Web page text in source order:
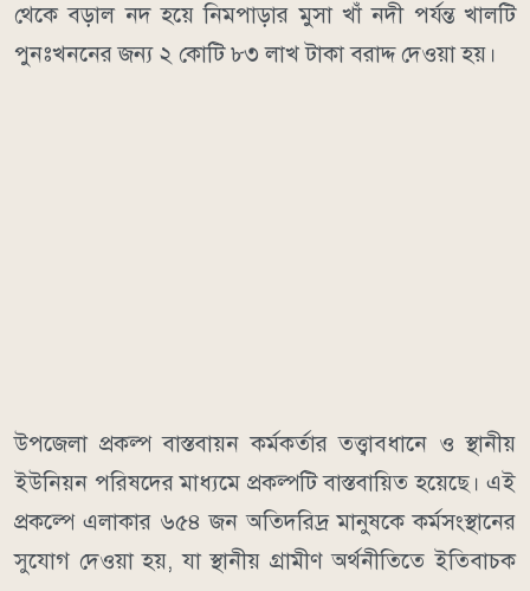
থেকে বড়াল নদ হয়ে নিমপাড়ার মুসা খাঁ নদী পর্যন্ত খালটি
পুনঃখননের জন্য ২ কোটি ৮৩ লাখ টাকা বরাদ্দ দেওয়া হয়।
উপজেলা প্রকল্প বাস্তবায়ন কর্মকর্তার তত্ত্বাবধানে ও স্থানীয়
ইউনিয়ন পরিষদের মাধ্যমে প্রকল্পটি বাস্তবায়িত হয়েছে। এই
প্রকল্পে এলাকার ৬৫৪ জন অতিদরিদ্র মানুষকে কর্মসংস্থানের
সুযোগ দেওয়া হয়, যা স্থানীয় গ্রামীণ অর্থনীতিতে ইতিবাচক